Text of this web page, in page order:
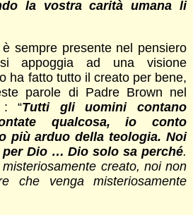
la vostra carità umana li
sempre presente nel pensiero
appoggia ad una visione
ha fatto tutto il creato per bene,
parole di Padre Brown nel
: “Tutti gli uomini contano
qualcosa, io conto
più arduo della teologia. Noi
Dio … Dio solo sa perché.
creato, noi non
che venga misteriosamente